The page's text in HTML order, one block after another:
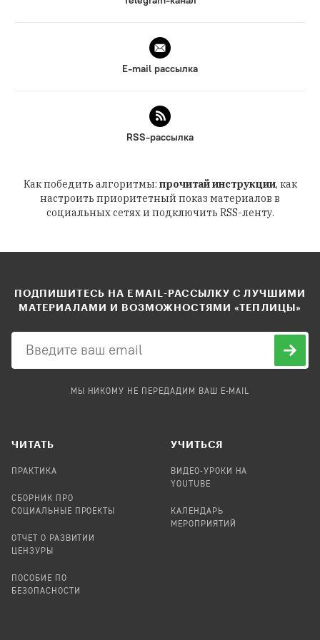
E-mail рассылка
RSS-рассылка
Как победить алгоритмы: прочитай инструкции, как
настроить приоритетный показ материалов в
социальных сетях и подключить RSS-ленту.
ПОДПИШИТЕСЬ НА EMAIL-РАССЫЛКУ С ЛУЧШИМИ
МАТЕРИАЛАМИ И ВОЗМОЖНОСТЯМИ «ТЕПЛИЦЫ»
МЫ НИКОМУ НЕ ПЕРЕДАДИМ ВАШ E-MAIL
ЧИТАТЬ
ПРАКТИКА
СБОРНИК ПРО
СОЦИАЛЬНЫЕ ПРОЕКТЫ
ОТЧЕТ О РАЗВИТИИ
ЦЕНЗУРЫ
ПОСОБИЕ ПО
БЕЗОПАСНОСТИ
УЧИТЬСЯ
ВИДЕО-УРОКИ НА
YOUTUBE
КАЛЕНДАРЬ
МЕРОПРИЯТИЙ